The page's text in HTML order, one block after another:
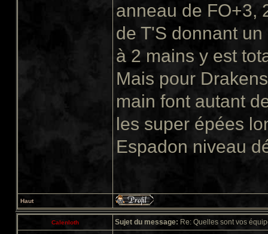
anneau de FO+3,
de T'S donnant
à 2 mains y est
Mais pour
main font autant
les super épées
Espadon niveau
Haut
Calenloth Sujet du message: Re: Quelles sont vos